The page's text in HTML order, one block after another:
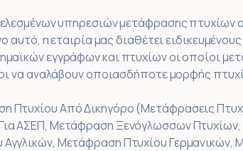
υπηρεσιών μετάφρασης πτυχίων
αυτό, η εταιρία μας διαθέτει
εγγράφων και πτυχίων οι οποίοι
να αναλάβουν οποιασδήποτε μορφής
Πτυχίου Από Δικηγόρο (Μετάφρασεις
ΑΣΕΠ, Μετάφραση Ξενόγλωσσων
Μετάφραση Πτυχίου Γερμανικών,